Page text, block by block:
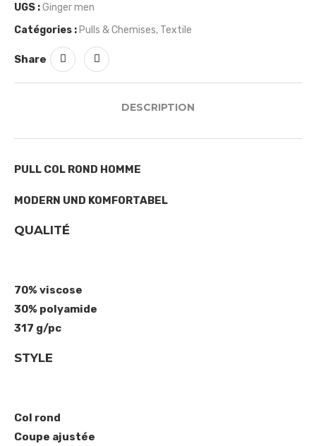
UGS :Ginger men
Catégories : Pulls & Chemises, Textile
Share
DESCRIPTION
PULL COL ROND HOMME
MODERN UND KOMFORTABEL
QUALITÉ
70% viscose
30% polyamide
317 g/pc
STYLE
Col rond
Coupe ajustée